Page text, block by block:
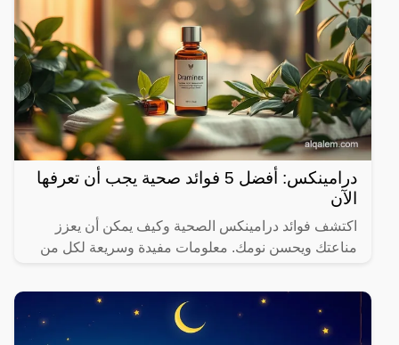
درامينكس: أفضل 5 فوائد صحية يجب أن تعرفها
الآن
اكتشف فوائد درامينكس الصحية وكيف يمكن أن يعزز
مناعتك ويحسن نومك. معلومات مفيدة وسريعة لكل من